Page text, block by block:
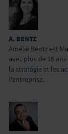
A. BENTZ
Amélie Bentz est
avec plus de 15
la stratégie et les
l'entreprise.